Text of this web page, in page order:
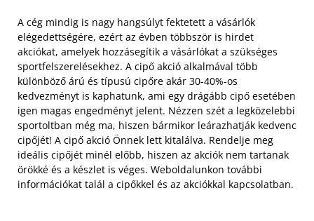
A cég mindig is nagy hangsúlyt fektetett a vásárlók
elégedettségére, ezért az évben többször is hirdet
akciókat, amelyek hozzásegítik a vásárlókat a szükséges
sportfelszerelésekhez. A cipő akció alkalmával több
különböző árú és típusú cipőre akár 30-40%-os
kedvezményt is kaphatunk, ami egy drágább cipő esetében
igen magas engedményt jelent. Nézzen szét a legközelebbi
sportoltban még ma, hiszen bármikor leárazhatják kedvenc
cipőjét! A cipő akció Önnek lett kitalálva. Rendelje meg
ideális cipőjét minél előbb, hiszen az akciók nem tartanak
örökké és a készlet is véges. Weboldalunkon további
információkat talál a cipőkkel és az akciókkal kapcsolatban.